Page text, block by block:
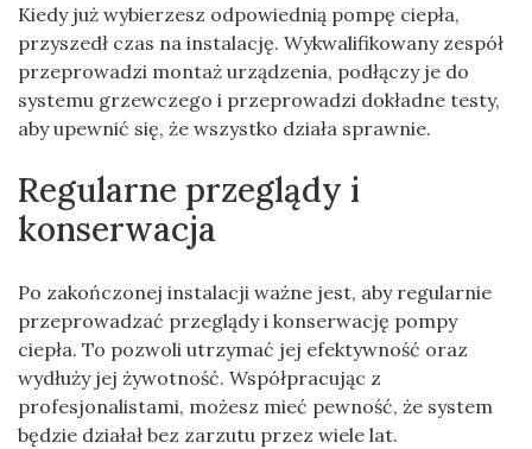
Kiedy już wybierzesz odpowiednią pompę ciepła,
przyszedł czas na instalację. Wykwalifikowany zespół
przeprowadzi montaż urządzenia, podłączy je do
systemu grzewczego i przeprowadzi dokładne testy,
aby upewnić się, że wszystko działa sprawnie.
Regularne przeglądy i
konserwacja
Po zakończonej instalacji ważne jest, aby regularnie
przeprowadzać przeglądy i konserwację pompy
ciepła. To pozwoli utrzymać jej efektywność oraz
wydłuży jej żywotność. Współpracując z
profesjonalistami, możesz mieć pewność, że system
będzie działał bez zarzutu przez wiele lat.